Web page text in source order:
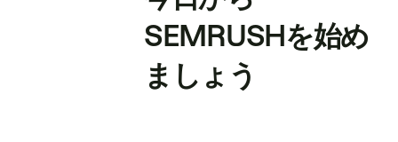
SEMRUSHを始め
ましょう